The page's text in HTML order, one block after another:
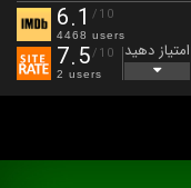
6.1 /10
4468 users
7.5/10
2 users
امتیاز دهید